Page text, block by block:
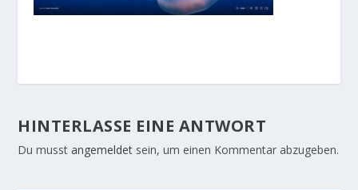
HINTERLASSE EINE ANTWORT
Du musstangemeldet sein, um einen Kommentar abzugeben.